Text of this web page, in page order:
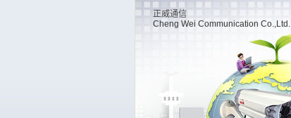
正威通信
Cheng Wei Communication Co.,Ltd.